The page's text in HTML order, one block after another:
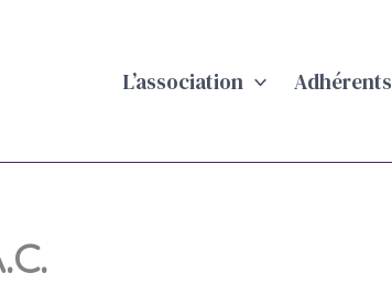
L’association Adhérents